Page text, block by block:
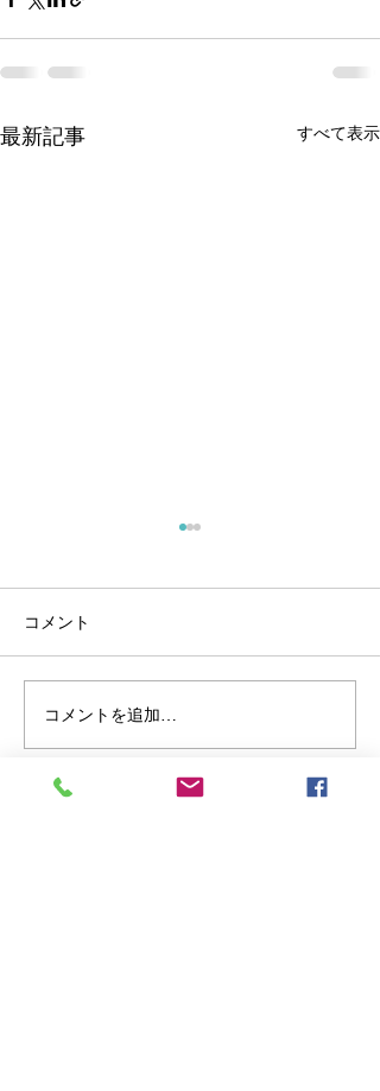
最新記事 すべて表示
奥市川自転車散歩 国府台
~国分~堀之内
コメント
コメントを追加…